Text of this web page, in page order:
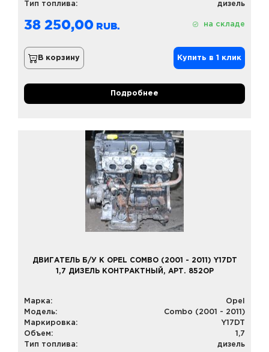
Тип топлива:
дизель
38 250,00 на складе
В корзину Купить в 1 клик
Подробнее
ДВИГАТЕЛЬ Б/У К OPEL COMBO (2001 - 2011) Y17DT
1,7 ДИЗЕЛЬ КОНТРАКТНЫЙ, АРТ. 852OP
Марка:
Opel
Модель:
Combo (2001 - 2011)
Маркировка:
Y17DT
Объем:
1,7
Тип топлива:
дизель